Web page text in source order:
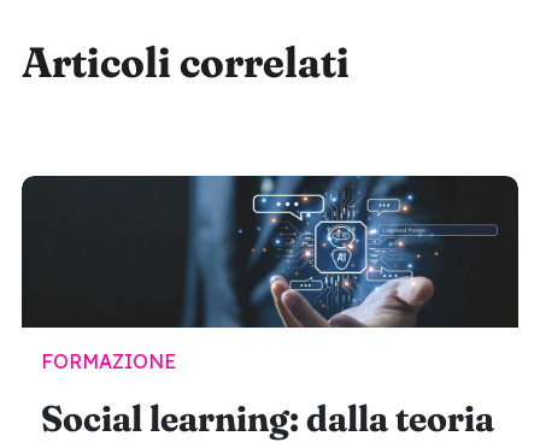
Articoli correlati
FORMAZIONE
Social learning: dalla teoria